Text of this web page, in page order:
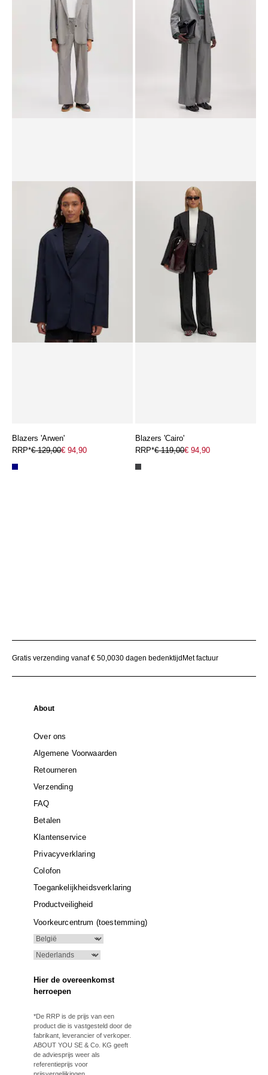
Blazers 'Arwen'
€ 129,00€ 74,90
Blazers 'Kainoa'
€ 129,00 € 74,90
Blazers 'Arwen'
RRP*€ 129,00€ 94,90
Blazers 'Cairo'
RRP*€ 119,00€ 94,90
Gratis verzending vanaf € 50,0030 dagen bedenktijd Met factuur
About
Over ons
Algemene Voorwaarden
Retourneren
Verzending
FAQ
Betalen
Klantenservice
Privacyverklaring
Colofon
Toegankelijkheidsverklaring
Productveiligheid
Voorkeurcentrum (toestemming)
Hier de overeenkomst
herroepen
*De RRP is de prijs van een
product die is vastgesteld door de
fabrikant, leverancier of verkoper.
ABOUT YOU SE & Co. KG geeft
de adviesprijs weer als
referentieprijs voor